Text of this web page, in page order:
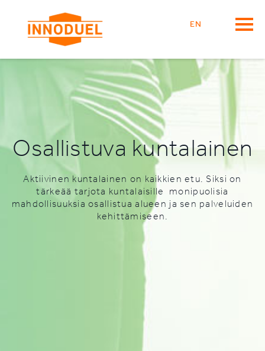
EN
Osallistuva kuntalainen
Aktiivinen kuntalainen on kaikkien etu. Siksi on
tärkeää tarjota kuntalaisille monipuolisia
mahdollisuuksia osallistua alueen ja sen palveluiden
kehittämiseen.